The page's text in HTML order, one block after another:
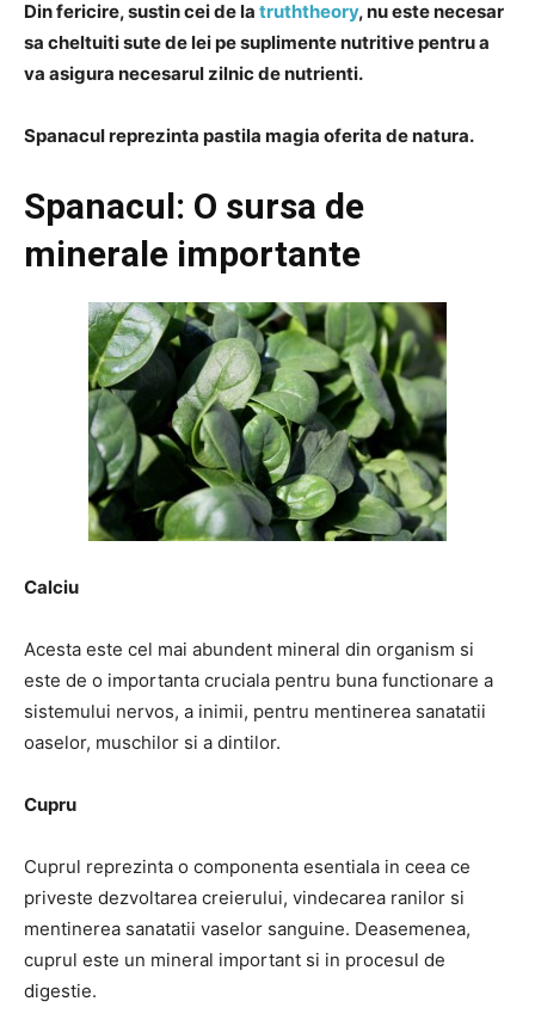
Din fericire, sustin cei de la truththeory, nu este necesar
sa cheltuiti sute de lei pe suplimente nutritive pentru a
va asigura necesarul zilnic de nutrienti.
Spanacul reprezinta pastila magia oferita de natura.
Spanacul: O sursa de
minerale importante
Calciu
Acesta este cel mai abundent mineral din organism si
este de o importanta cruciala pentru buna functionare a
sistemului nervos, a inimii, pentru mentinerea sanatatii
oaselor, muschilor si a dintilor.
Cupru
Cuprul reprezinta o componenta esentiala in ceea ce
priveste dezvoltarea creierului, vindecarea ranilor si
mentinerea sanatatii vaselor sanguine. Deasemenea,
cuprul este un mineral important si in procesul de
digestie.